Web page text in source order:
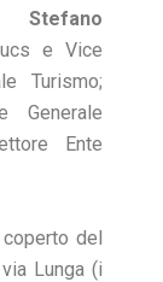
Stefano
e Vice
Turismo;
Generale
Ente
del
Lunga (i